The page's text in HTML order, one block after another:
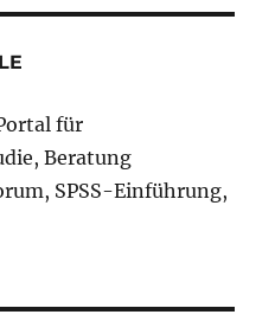
für
Beratung
SPSS-Einführung,